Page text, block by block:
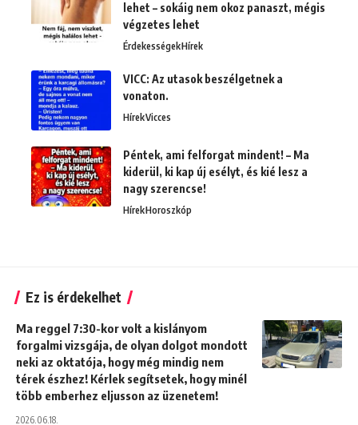
lehet – sokáig nem okoz panaszt, mégis
végzetes lehet
ÉrdekességekHírek
VICC: Az utasok beszélgetnek a
vonaton.
HírekVicces
Péntek, ami felforgat mindent! – Ma
kiderül, ki kap új esélyt, és kié lesz a
nagy szerencse!
HírekHoroszkóp
Ez is érdekelhet
Ma reggel 7:30-kor volt a kislányom
forgalmi vizsgája, de olyan dolgot mondott
neki az oktatója, hogy még mindig nem
térek észhez! Kérlek segítsetek, hogy minél
több emberhez eljusson az üzenetem!
2026.06.18.